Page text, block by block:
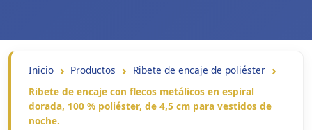
Inicio Productos
Ribete de encaje de poliéster
Ribete de encaje con flecos metálicos en espiral
dorada, 100 % poliéster, de 4,5 cm para vestidos de
noche.